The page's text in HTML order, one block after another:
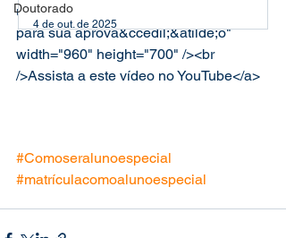
Doutorado
uma &oacute;tima estrat&eacute;gia
para sua aprova&ccedil;&atilde;o"
width="960" height="700" /><br
/>Assista a este vídeo no YouTube</a>
#Comoseralunoespecial
#matrículacomoalunoespecial
4 de out. de 2025